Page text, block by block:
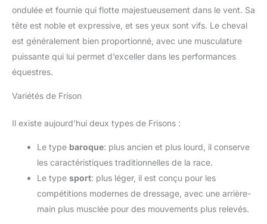
ondulée et fournie qui flotte majestueusement dans le vent. Sa
tête est noble et expressive, et ses yeux sont vifs. Le cheval
est généralement bien proportionné, avec une musculature
puissante qui lui permet d’exceller dans les performances
équestres.
Variétés de Frison
Il existe aujourd’hui deux types de Frisons :
Le type baroque: plus ancien et plus lourd, il conserve
les caractéristiques traditionnelles de la race.
Le type sport: plus léger, il est conçu pour les
compétitions modernes de dressage, avec une arrière-
main plus musclée pour des mouvements plus relevés.